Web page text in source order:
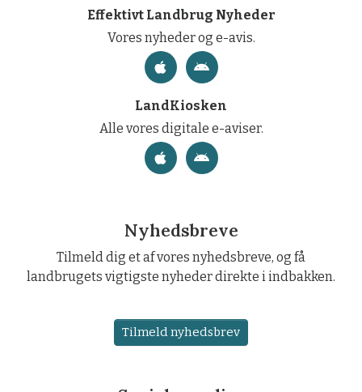
Effektivt Landbrug Nyheder
Vores nyheder og e-avis.
LandKiosken
Alle vores digitale e-aviser.
Nyhedsbreve
Tilmeld dig et af vores nyhedsbreve, og få
landbrugets vigtigste nyheder direkte i indbakken.
Tilmeld nyhedsbrev